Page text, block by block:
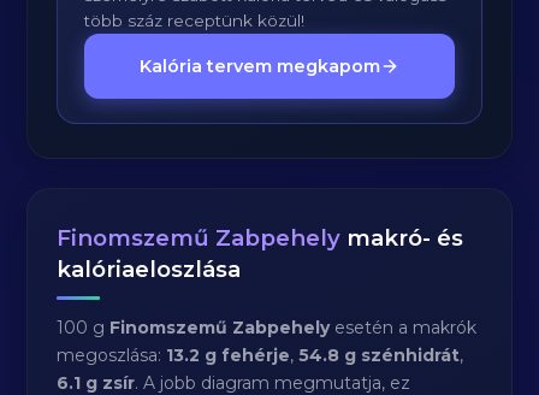
több száz receptünk közül!
Kalória tervem megkapom
Finomszemű Zabpehely makró- és
kalóriaeloszlása
100 g Finomszemű Zabpehelyesetén a makrók
megoszlása: 13.2 g fehérje,54.8 g szénhidrát,
6.1 g zsír. A jobb diagram megmutatja, ez